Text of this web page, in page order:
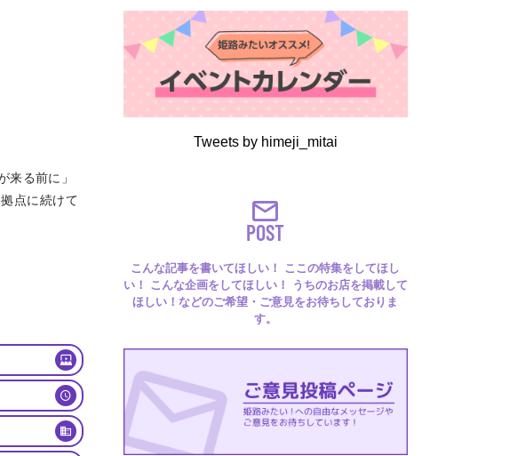
る前に」
点に続けて
Tweets by himeji_mitai
POST
こんな記事を書いてほしい！ ここの特集をしてほし
い！ こんな企画をしてほしい！ うちのお店を掲載して
ほしい！などのご希望・ご意見をお待ちしておりま
す。